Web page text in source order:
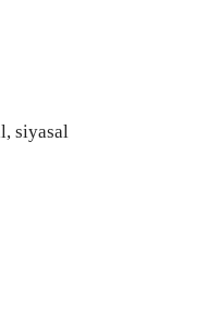
siyasal